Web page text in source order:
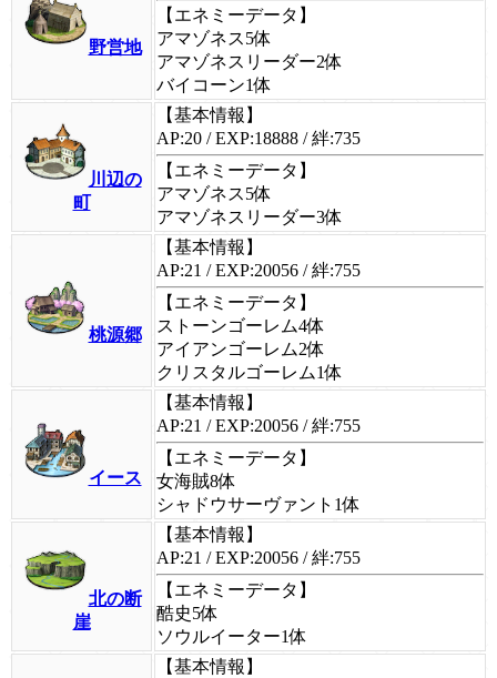
野営地
【エネミーデータ】
アマゾネス5体
アマゾネスリーダー2体
バイコーン1体
川辺の
町
【基本情報】
AP:20 / EXP:18888 / 絆:735
【エネミーデータ】
アマゾネス5体
アマゾネスリーダー3体
桃源郷
【基本情報】
AP:21 / EXP:20056 / 絆:755
【エネミーデータ】
ストーンゴーレム4体
アイアンゴーレム2体
クリスタルゴーレム1体
イース
【基本情報】
AP:21 / EXP:20056 / 絆:755
【エネミーデータ】
女海賊8体
シャドウサーヴァント1体
北の断
崖
【基本情報】
AP:21 / EXP:20056 / 絆:755
【エネミーデータ】
酷史5体
ソウルイーター1体
【基本情報】